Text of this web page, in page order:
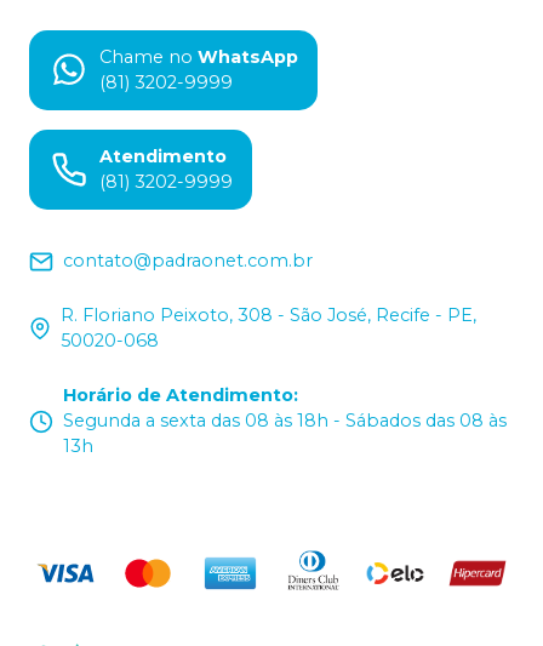
Chame no WhatsApp
(81) 3202-9999
Atendimento
(81) 3202-9999
contato@padraonet.com.br
R. Floriano Peixoto, 308 - São José, Recife - PE,
50020-068
Horário de Atendimento:
Segunda a sexta das 08 às 18h - Sábados das 08 às
13h